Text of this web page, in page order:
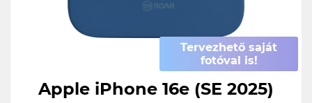
Tervezhető saját
fotóval is!
Apple iPhone 16e (SE 2025)